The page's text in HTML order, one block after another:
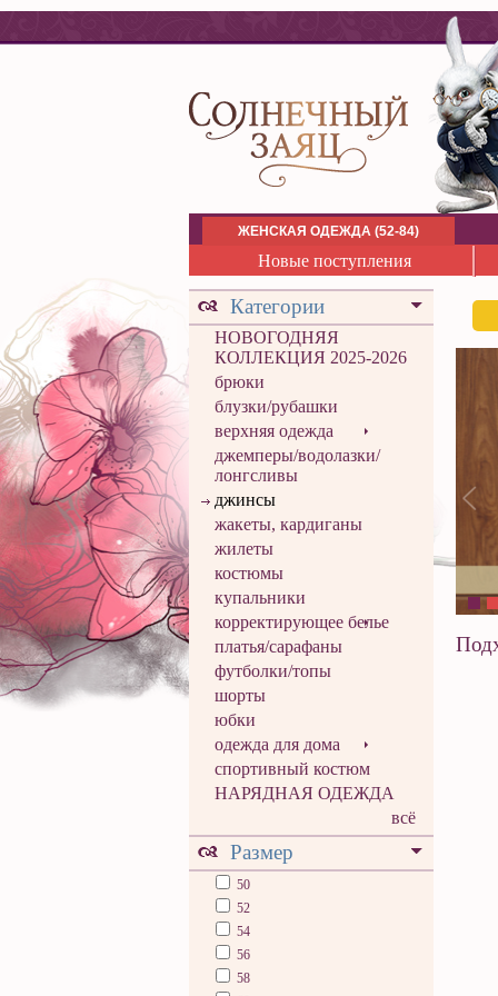
ЖЕНСКАЯ ОДЕЖДА (52-84)
Новые поступления
Категории
НОВОГОДНЯЯ
КОЛЛЕКЦИЯ 2025-2026
брюки
блузки/рубашки
верхняя одежда
джемперы/водолазки/
лонгсливы
джинсы
жакеты, кардиганы
жилеты
костюмы
купальники
корректирующее белье
платья/сарафаны
футболки/топы
шорты
юбки
одежда для дома
спортивный костюм
НАРЯДНАЯ ОДЕЖДА
всё
Размер
50
52
54
56
58